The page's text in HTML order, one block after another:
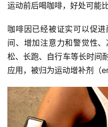
运动前后喝咖啡，好处可能
咖啡因已经被证实可以促
间、增加注意力和警觉性
松、长跑、自行车等长时间
应用，被归为运动增补剂（